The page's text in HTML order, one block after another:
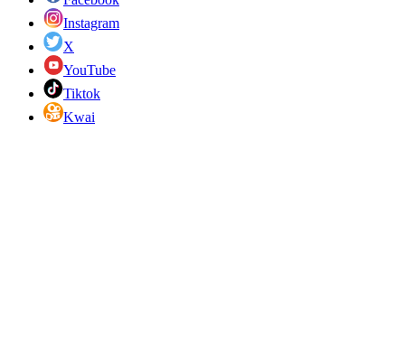
Instagram
X
YouTube
Tiktok
Kwai